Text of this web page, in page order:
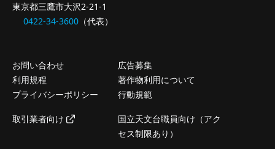
東京都三鷹市大沢2-21-1
0422-34-3600 （代表）
お問い合わせ
広告募集
利用規程
著作物利用について
プライバシーポリシー
行動規範
取引業者向け
国立天文台職員向け（アク
セス制限あり）